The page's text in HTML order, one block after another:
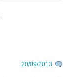
20/09/2013